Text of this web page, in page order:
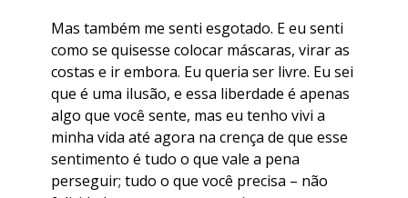
Mas também me senti esgotado. E eu senti
como se quisesse colocar máscaras, virar as
costas e ir embora. Eu queria ser livre. Eu sei
que é uma ilusão, e essa liberdade é apenas
algo que você sente, mas eu tenho vivi a
minha vida até agora na crença de que esse
sentimento é tudo o que vale a pena
perseguir; tudo o que você precisa – não